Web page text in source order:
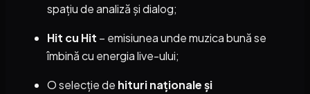
spațiu de analiză și dialog;
Hit cu Hit – emisiunea unde muzica bună se
îmbină cu energia live-ului;
O selecție de hituri naționale și